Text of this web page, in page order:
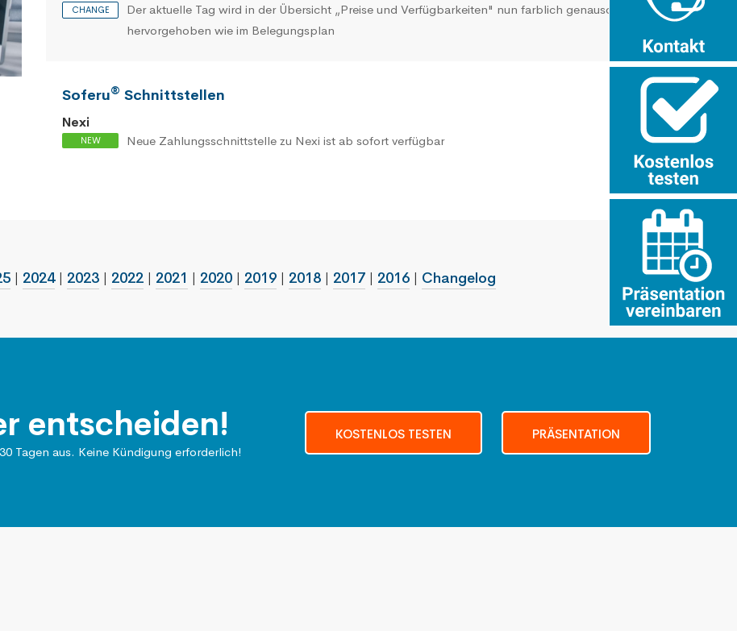
Der aktuelle Tag wird in der Übersicht „Preise und Verfügbarkeiten" nun farblich genauso
hervorgehoben wie im Belegungsplan
Soferu® Schnittstellen
Nexi
Neue Zahlungsschnittstelle zu Nexi ist ab sofort verfügbar
| 2024| 2023 | 2022 | 2021 | 2020 | 2019 | 2018 | 2017 | 2016 | Changelog
entscheiden!
Tagen aus. Keine Kündigung erforderlich!
KOSTENLOS TESTEN PRÄSENTATION